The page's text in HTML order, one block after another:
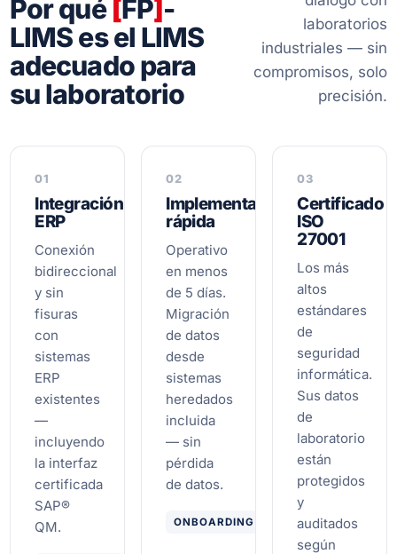
Por qué [FP] -
LIMS es el LIMS
adecuado para
su laboratorio
laboratorios
industriales — sin
compromisos, solo
precisión.
01
Integración
ERP
Conexión
bidireccional
y sin
fisuras
con
sistemas
ERP
existentes
—
incluyendo
la interfaz
certificada
SAP®
QM.
02
Implementación
rápida
Operativo
en menos
de 5 días.
Migración
de datos
desde
sistemas
heredados
incluida
— sin
pérdida
de datos.
ONBOARDING
03
Certificado
ISO
27001
Los más
altos
estándares
de
seguridad
informática.
Sus datos
de
laboratorio
están
protegidos
y
auditados
según